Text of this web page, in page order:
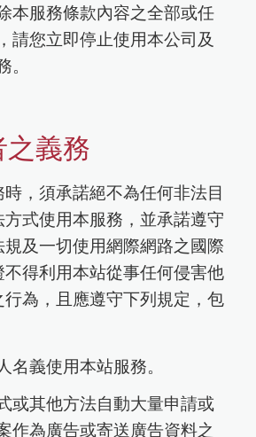
本服務條款內容之全部或任
請您立即停止使用本公司及
。
之義務
，須承諾絕不為任何非法目
式使用本服務，並承諾遵守
及一切使用網際網路之國際
得利用本站從事任何侵害他
行為，且應遵守下列規定，包
名義使用本站服務。
或其他方法自動大量申請或
作為廣告或寄送廣告資料之